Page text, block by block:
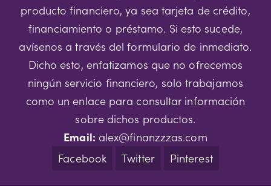
producto financiero, ya sea tarjeta de crédito,
financiamiento o préstamo. Si esto sucede,
avísenos a través del formulario de inmediato.
Dicho esto, enfatizamos que no ofrecemos
ningún servicio financiero, solo trabajamos
como un enlace para consultar información
sobre dichos productos.
Email: alex@finanzzzas.com
Facebook
Twitter Pinterest